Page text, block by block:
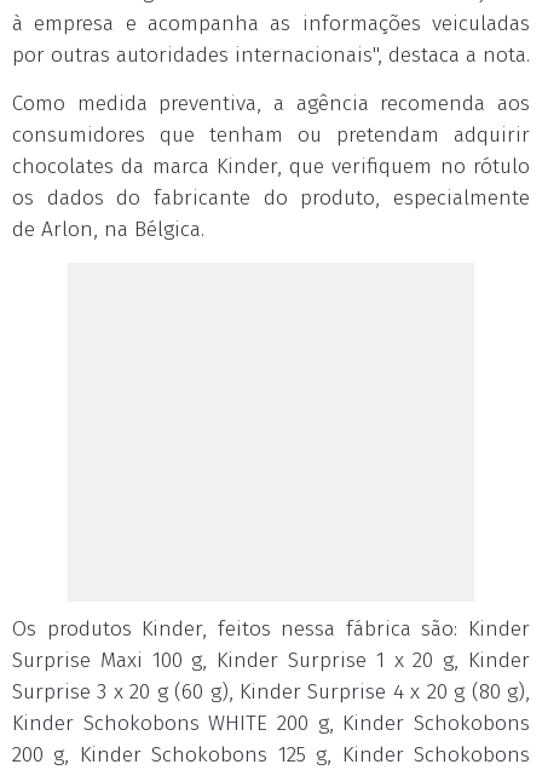
à empresa e acompanha as informações veiculadas
por outras autoridades internacionais", destaca a nota.
Como medida preventiva, a agência recomenda aos
consumidores que tenham ou pretendam adquirir
chocolates da marca Kinder, que verifiquem no rótulo
os dados do fabricante do produto, especialmente
de Arlon, na Bélgica.
Os produtos Kinder, feitos nessa fábrica são: Kinder
Surprise Maxi 100 g, Kinder Surprise 1 x 20 g, Kinder
Surprise 3 x 20 g (60 g), Kinder Surprise 4 x 20 g (80 g),
Kinder Schokobons WHITE 200 g, Kinder Schokobons
200 g, Kinder Schokobons 125 g, Kinder Schokobons